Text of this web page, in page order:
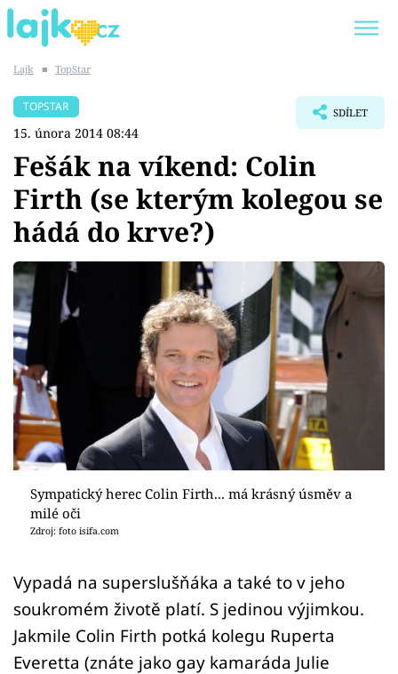
SHOPAHOLICADEL
Témata
Showbyznys
Youtubeři
Virály
Sex a vztahy
Videa
Sledujte prima+
Přihlášení
Sledujte nás
Lajk ■ TopStar
TOPSTAR
15. února 2014 08:44
SDÍLET
Fešák na víkend: Colin
Firth (se kterým kolegou se
hádá do krve?)
Sympatický herec Colin Firth... má krásný úsměv a
milé oči
Zdroj: foto isifa.com
Vypadá na superslušňáka a také to v jeho
soukromém životě platí. S jedinou výjimkou.
Jakmile Colin Firth potká kolegu Ruperta
Everetta (znáte jako gay kamaráda Julie